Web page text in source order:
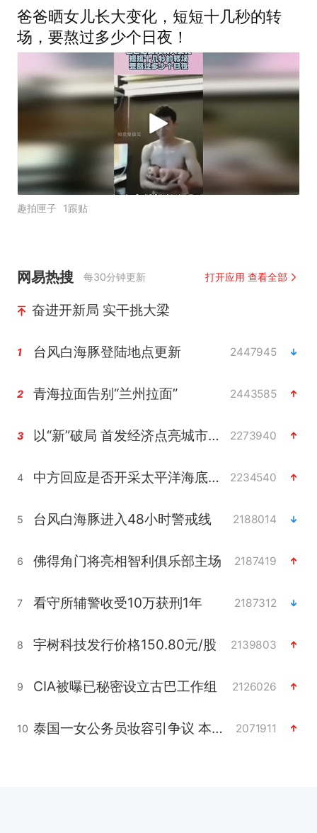
家属申请泰国再次尸检彻
查死因
爸爸晒女儿长大变化，短短十几秒的转
场，要熬过多少个日夜！
趣拍匣子 1跟贴
网易热搜 每30分钟更新 打开应用 查看全部
奋进开新局 实干挑大梁
1 台风白海豚登陆地点更新 2447945
2 青海拉面告别“兰州拉面” 2443585
3 以“新”破局 首发经济点亮城市消费活力 2273940
4 中方回应是否开采太平洋海底稀土资源 2234540
5 台风白海豚进入48小时警戒线 2188014
6 佛得角门将亮相智利俱乐部主场 2187419
7 看守所辅警收受10万获刑1年 2187312
8 宇树科技发行价格150.80元/股 2139803
9 CIA被曝已秘密设立古巴工作组 2126026
10 泰国一女公务员妆容引争议 本人回应 2071911